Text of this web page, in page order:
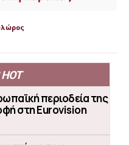
περιοδεία της
στη Eurovision